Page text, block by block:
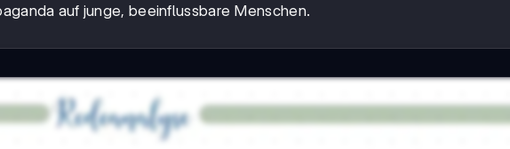
auf junge, beeinflussbare Menschen.